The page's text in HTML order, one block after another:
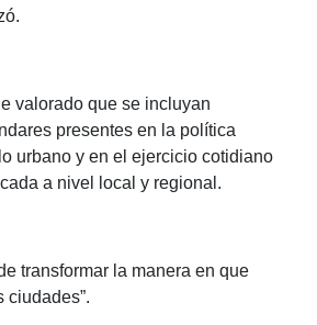
valorado que se incluyan
presentes en la política
urbano y en el ejercicio cotidiano
a nivel local y regional.
transformar la manera en que
ciudades”.